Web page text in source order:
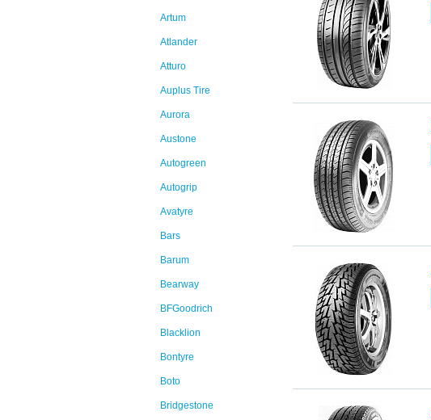
Artum
Atlander
Atturo
Auplus Tire
Aurora
Austone
Autogreen
Autogrip
Avatyre
Bars
Barum
Bearway
BFGoodrich
Blacklion
Bontyre
Boto
Bridgestone